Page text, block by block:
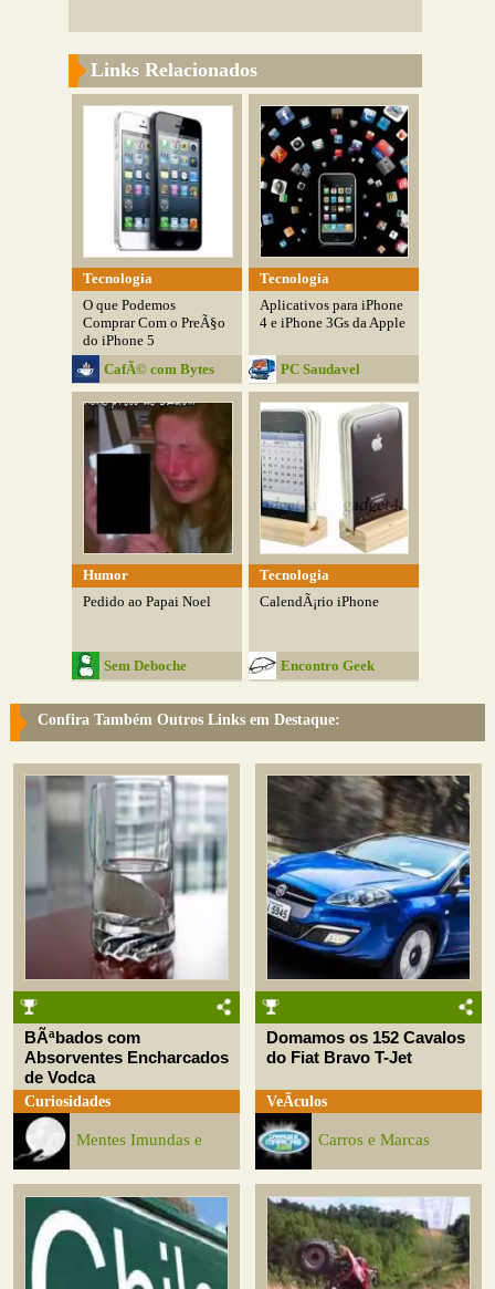
Links Relacionados
Tecnologia
O que Podemos
Comprar Com o PreÃ§o
do iPhone 5
CafÃ© com Bytes
Tecnologia
Aplicativos para iPhone
4 e iPhone 3Gs da Apple
PC Saudavel
Humor
Pedido ao Papai Noel
Sem Deboche
Tecnologia
CalendÃ¡rio iPhone
Encontro Geek
Confira Também Outros Links em Destaque:
BÃªbados com
Absorventes Encharcados
de Vodca
Curiosidades
Mentes Imundas e
Domamos os 152 Cavalos
do Fiat Bravo T-Jet
VeÃ­culos
Carros e Marcas